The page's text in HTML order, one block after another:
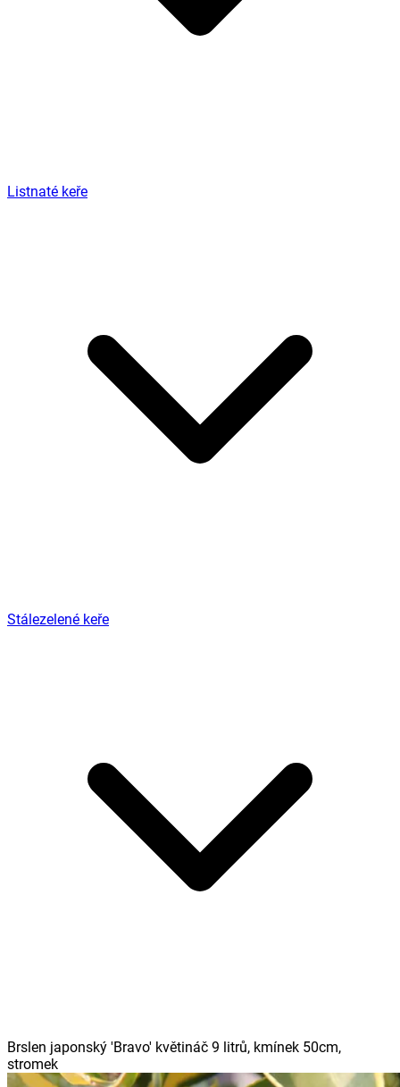
Listnaté keře
Stálezelené keře
Brslen japonský 'Bravo' květináč 9 litrů, kmínek 50cm,
stromek